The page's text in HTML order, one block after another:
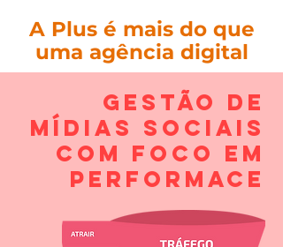
A Plus é mais do que
uma agência digital
Gestão de
mídias sociais
com foco em
performace